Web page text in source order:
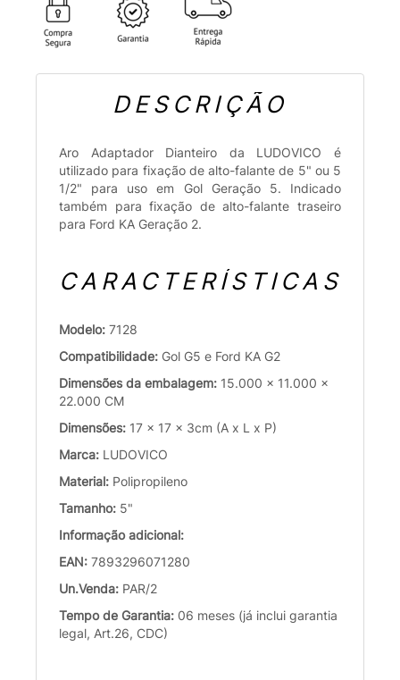
DESCRIÇÃO
Aro Adaptador Dianteiro da LUDOVICO é
utilizado para fixação de alto-falante de 5" ou 5
1/2" para uso em Gol Geração 5. Indicado
também para fixação de alto-falante traseiro
para Ford KA Geração 2.
CARACTERÍSTICAS
Modelo: 7128
Compatibilidade: Gol G5 e Ford KA G2
Dimensões da embalagem: 15.000 x 11.000 x
22.000 CM
Dimensões: 17 x 17 x 3cm (A x L x P)
Marca: LUDOVICO
Material: Polipropileno
Tamanho: 5"
Informação adicional:
EAN: 7893296071280
Un.Venda: PAR/2
Tempo de Garantia: 06 meses (já inclui garantia
legal, Art.26, CDC)